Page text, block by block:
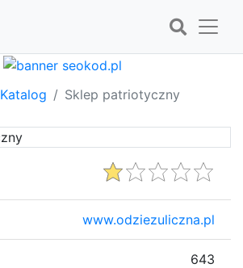
Katalog Sklep patriotyczny
www.odziezuliczna.pl
643